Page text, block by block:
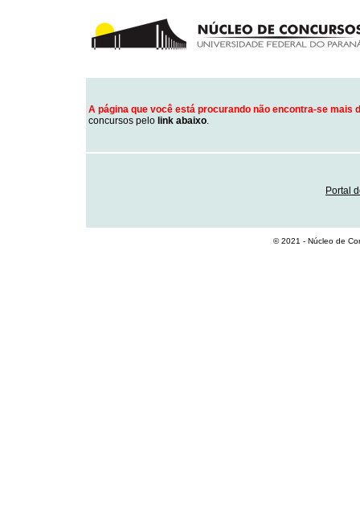
A página que você está procurando não encontra-se mais
concursos pelo link abaixo.
Portal
© 2021 - Núcleo de